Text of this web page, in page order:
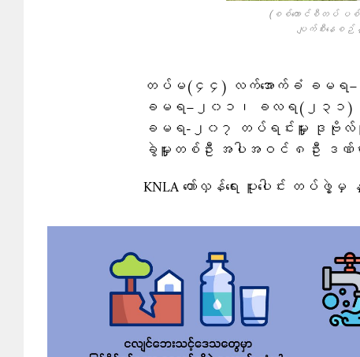
(စစ်ကောင်စီတပ် ပစ်
ပျက်စီးနေစဉ်
တပ်မ(၄၄) လက်အောက်ခံ ခမရ
ခမရ−၂၀၁၊ ခလရ(၂၃၁) တပ်
ခမရ-၂၀၇ တပ်ရင်းမှူး ဒုဗိုလ်မှူးက
ခွဲမှူးတစ်ဦး အပါအဝင် ၈ဦး ဒဏ်ရ
KNLA တော်လှန်ရေး ပူးပေါင်း တပ်ဖွဲ့